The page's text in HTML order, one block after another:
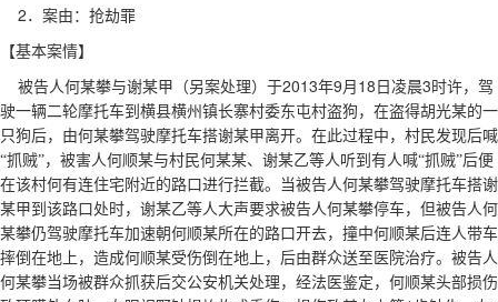
2 ．案由：抢劫罪
【基本案情】
被告人何某攀与谢某甲（另案处理）于2013年9 月 18 日 凌晨3 时许，驾
驶一辆二轮摩托车到横县横州镇长寨村委东屯村盗狗，在盗得胡光某的一
只狗后，由何某攀驾驶摩托车搭谢某甲离开。在此过程中，村民发现后喊
“抓贼”，被害人何顺某与村民何某某、谢某乙等人听到有人喊“抓贼”后便
在该村何有连住宅附近的路口进行拦截。当被告人何某攀驾驶摩托车搭谢
某甲到该路口处时，谢某乙等人大声要求被告人何某攀停车，但被告人何
某攀仍驾驶摩托车加速朝何顺某所在的路口开去，撞中何顺某后连人带车
摔倒在地上，造成何顺某受伤倒在地上，后由群众送至医院治疗。被告人
何某攀当场被群众抓获后交公安机关处理，经法医鉴定，何顺某头部损伤